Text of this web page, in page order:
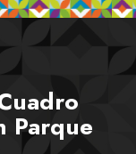
Parque